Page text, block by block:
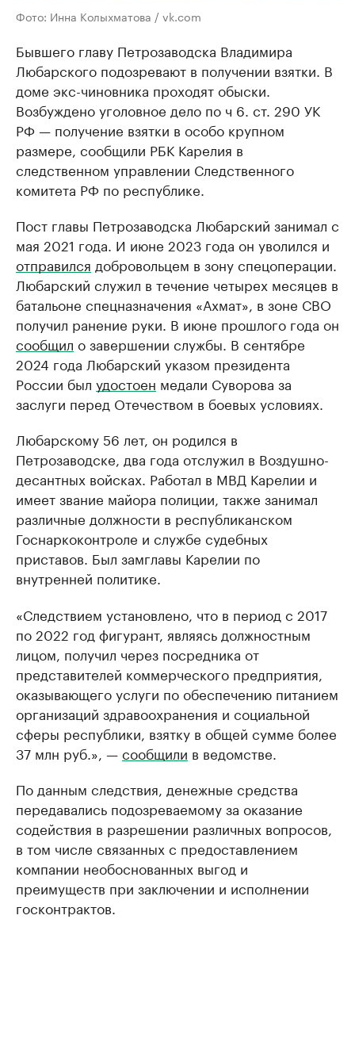
Фото: Инна Колыхматова / vk.com
Бывшего главу Петрозаводска Владимира
Любарского подозревают в получении взятки. В
доме экс-чиновника проходят обыски.
Возбуждено уголовное дело по ч 6. ст. 290 УК
РФ — получение взятки в особо крупном
размере, сообщили РБК Карелия в
следственном управлении Следственного
комитета РФ по республике.
Пост главы Петрозаводска Любарский занимал с
мая 2021 года. И июне 2023 года он уволился и
отправился добровольцем в зону спецоперации.
Любарский служил в течение четырех месяцев в
батальоне спецназначения «Ахмат», в зоне СВО
получил ранение руки. В июне прошлого года он
сообщил о завершении службы. В сентябре
2024 года Любарский указом президента
России был удостоен медали Суворова за
заслуги перед Отечеством в боевых условиях.
Любарскому 56 лет, он родился в
Петрозаводске, два года отслужил в Воздушно-
десантных войсках. Работал в МВД Карелии и
имеет звание майора полиции, также занимал
различные должности в республиканском
Госнаркоконтроле и службе судебных
приставов. Был замглавы Карелии по
внутренней политике.
«Следствием установлено, что в период с 2017
по 2022 год фигурант, являясь должностным
лицом, получил через посредника от
представителей коммерческого предприятия,
оказывающего услуги по обеспечению питанием
организаций здравоохранения и социальной
сферы республики, взятку в общей сумме более
37 млн руб.», —сообщили в ведомстве.
По данным следствия, денежные средства
передавались подозреваемому за оказание
содействия в разрешении различных вопросов,
в том числе связанных с предоставлением
компании необоснованных выгод и
преимуществ при заключении и исполнении
госконтрактов.